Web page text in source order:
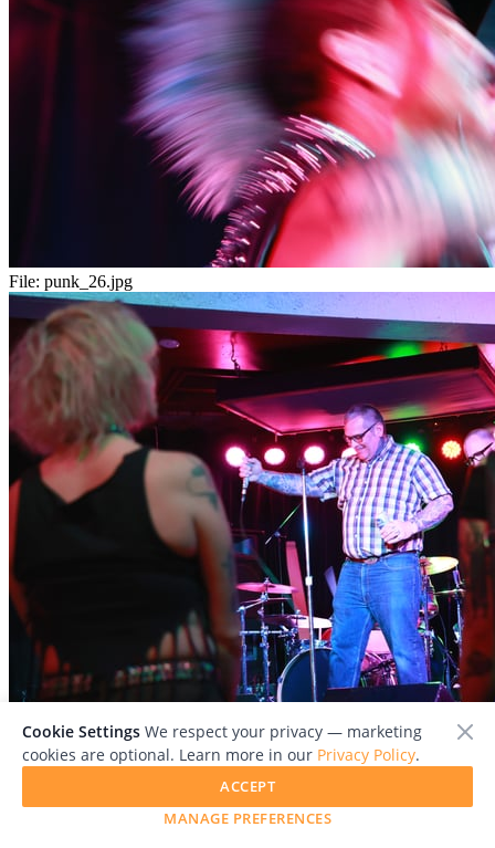
File: punk_26.jpg
File:
Cookie Settings We respect your privacy — marketing
cookies are optional. Learn more in our Privacy Policy.
MANAGE PREFERENCES
ACCEPT